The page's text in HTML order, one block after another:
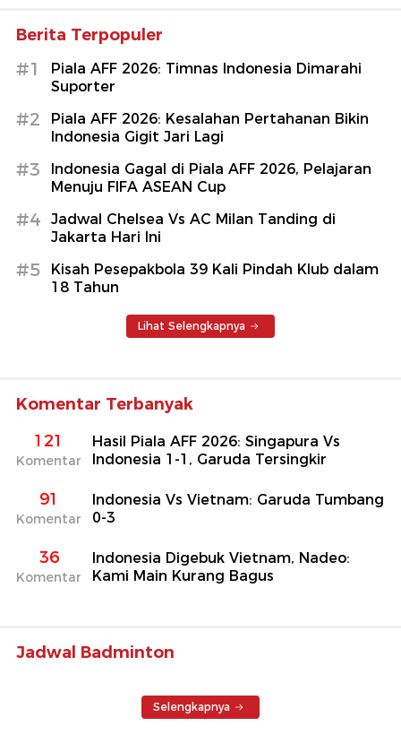
Berita Terpopuler
#1
Piala AFF 2026: Timnas Indonesia Dimarahi
Suporter
#2
Piala AFF 2026: Kesalahan Pertahanan Bikin
Indonesia Gigit Jari Lagi
#3
Indonesia Gagal di Piala AFF 2026, Pelajaran
Menuju FIFA ASEAN Cup
#4
Jadwal Chelsea Vs AC Milan Tanding di
Jakarta Hari Ini
#5
Kisah Pesepakbola 39 Kali Pindah Klub dalam
18 Tahun
Lihat Selengkapnya
Komentar Terbanyak
121
Komentar
Hasil Piala AFF 2026: Singapura Vs
Indonesia 1-1, Garuda Tersingkir
91
Komentar
Indonesia Vs Vietnam: Garuda Tumbang
0-3
36
Komentar
Indonesia Digebuk Vietnam, Nadeo:
Kami Main Kurang Bagus
Jadwal Badminton
Selengkapnya